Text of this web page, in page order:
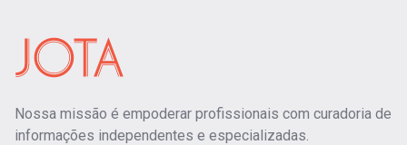
Nossa missão é empoderar profissionais com curadoria de
informações independentes e especializadas.